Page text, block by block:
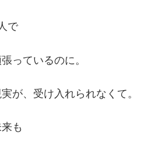
で
っているのに。
が、受け入れられなくて。
も